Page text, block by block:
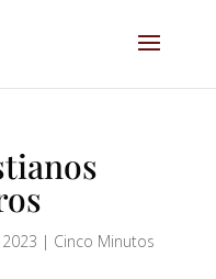
| Cinco Minutos